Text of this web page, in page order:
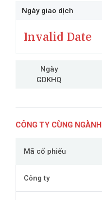
Ngày giao dịch
Invalid Date
Ngày
GDKHQ
CÔNG TY CÙNG NGÀNH
Mã cổ phiếu
Công ty